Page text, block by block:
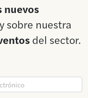
nuevos
sobre nuestra
del sector.